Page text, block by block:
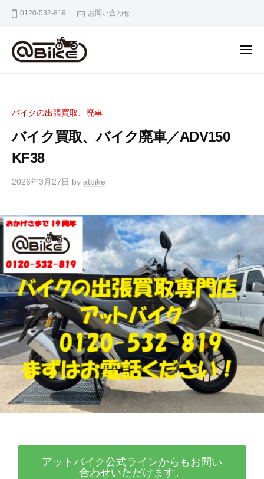
0120-532-819 お問い合わせ
出
張
取
門
店
ア
ッ
ト
バ
イ
ク
都
大
市
イ
ク
出
張
買
取
り
・
引
取
り
・
廃
車
バイクの出張買取、廃車
バイク買取、バイク廃車／ADV150
KF38
2026年3月27日 by atbike
アットバイク公式ラインからもお問い
合わせいただけます。
イ
の
出
専
店
ア
ト
ク